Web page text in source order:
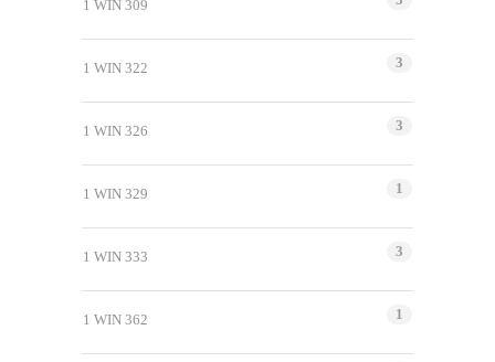
1 WIN 309
1 WIN 322 3
1 WIN 326 3
1 WIN 329 1
1 WIN 333 3
1 WIN 362 1